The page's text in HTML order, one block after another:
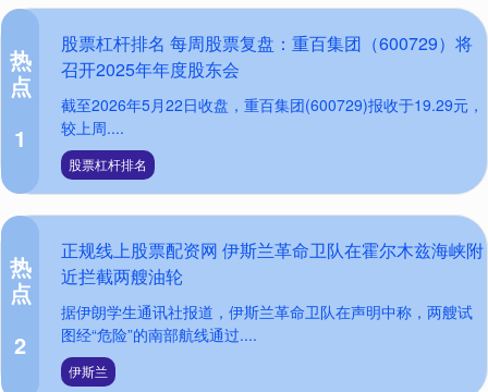
热
点
1
股票杠杆排名 每周股票复盘：重百集团（600729）将
召开2025年年度股东会
截至2026年5月22日收盘，重百集团(600729)报收于19.29元，
较上周....
股票杠杆排名
热
点
2
正规线上股票配资网 伊斯兰革命卫队在霍尔木兹海峡附
近拦截两艘油轮
据伊朗学生通讯社报道，伊斯兰革命卫队在声明中称，两艘试
图经“危险”的南部航线通过....
伊斯兰